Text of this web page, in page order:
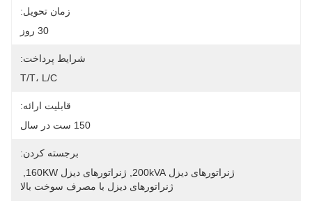
زمان تحویل:
30 روز
شرایط پرداخت:
T/T، L/C
قابلیت ارائه:
150 ست در سال
برجسته کردن:
ژنراتورهای دیزل 200kVA
ژنراتورهای دیزل 160KW
ژنراتورهای دیزل با مصرف سوخت بالا